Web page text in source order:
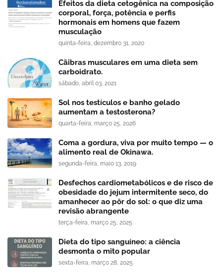
Efeitos da dieta cetogênica na composição
corporal, força, potência e perfis
hormonais em homens que fazem
musculação
quinta-feira, dezembro 31, 2020
Cãibras musculares em uma dieta sem
carboidrato.
sábado, abril 03, 2021
Sol nos testículos e banho gelado
aumentam a testosterona?
quarta-feira, março 25, 2026
Coma a gordura, viva por muito tempo — o
alimento real de Okinawa.
segunda-feira, maio 13, 2019
Desfechos cardiometabólicos e de risco de
obesidade do jejum intermitente seco, do
amanhecer ao pôr do sol: o que diz uma
revisão abrangente
terça-feira, março 25, 2025
Dieta do tipo sanguíneo: a ciência
desmonta o mito popular
sexta-feira, março 28, 2025